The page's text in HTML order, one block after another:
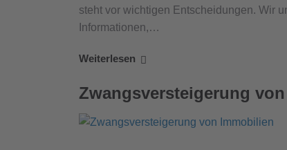
steht vor wichtigen Entscheidungen. Wir
Informationen,…
Weiterlesen
Zwangsversteigerung